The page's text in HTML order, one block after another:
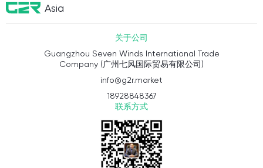
Asia
关于公司
Guangzhou Seven Winds International Trade
Company (广州七风国际贸易有限公司)
info@g2r.market
18928848367
联系方式